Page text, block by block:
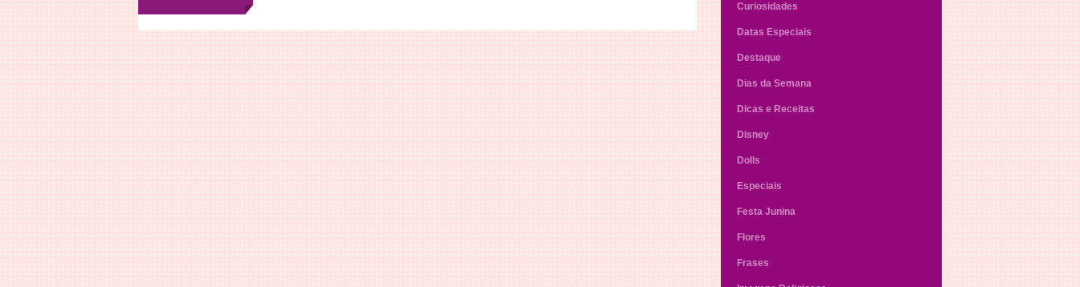
Curiosidades
Datas Especiais
Destaque
Dias da Semana
Dicas e Receitas
Disney
Dolls
Especiais
Festa Junina
Flores
Frases